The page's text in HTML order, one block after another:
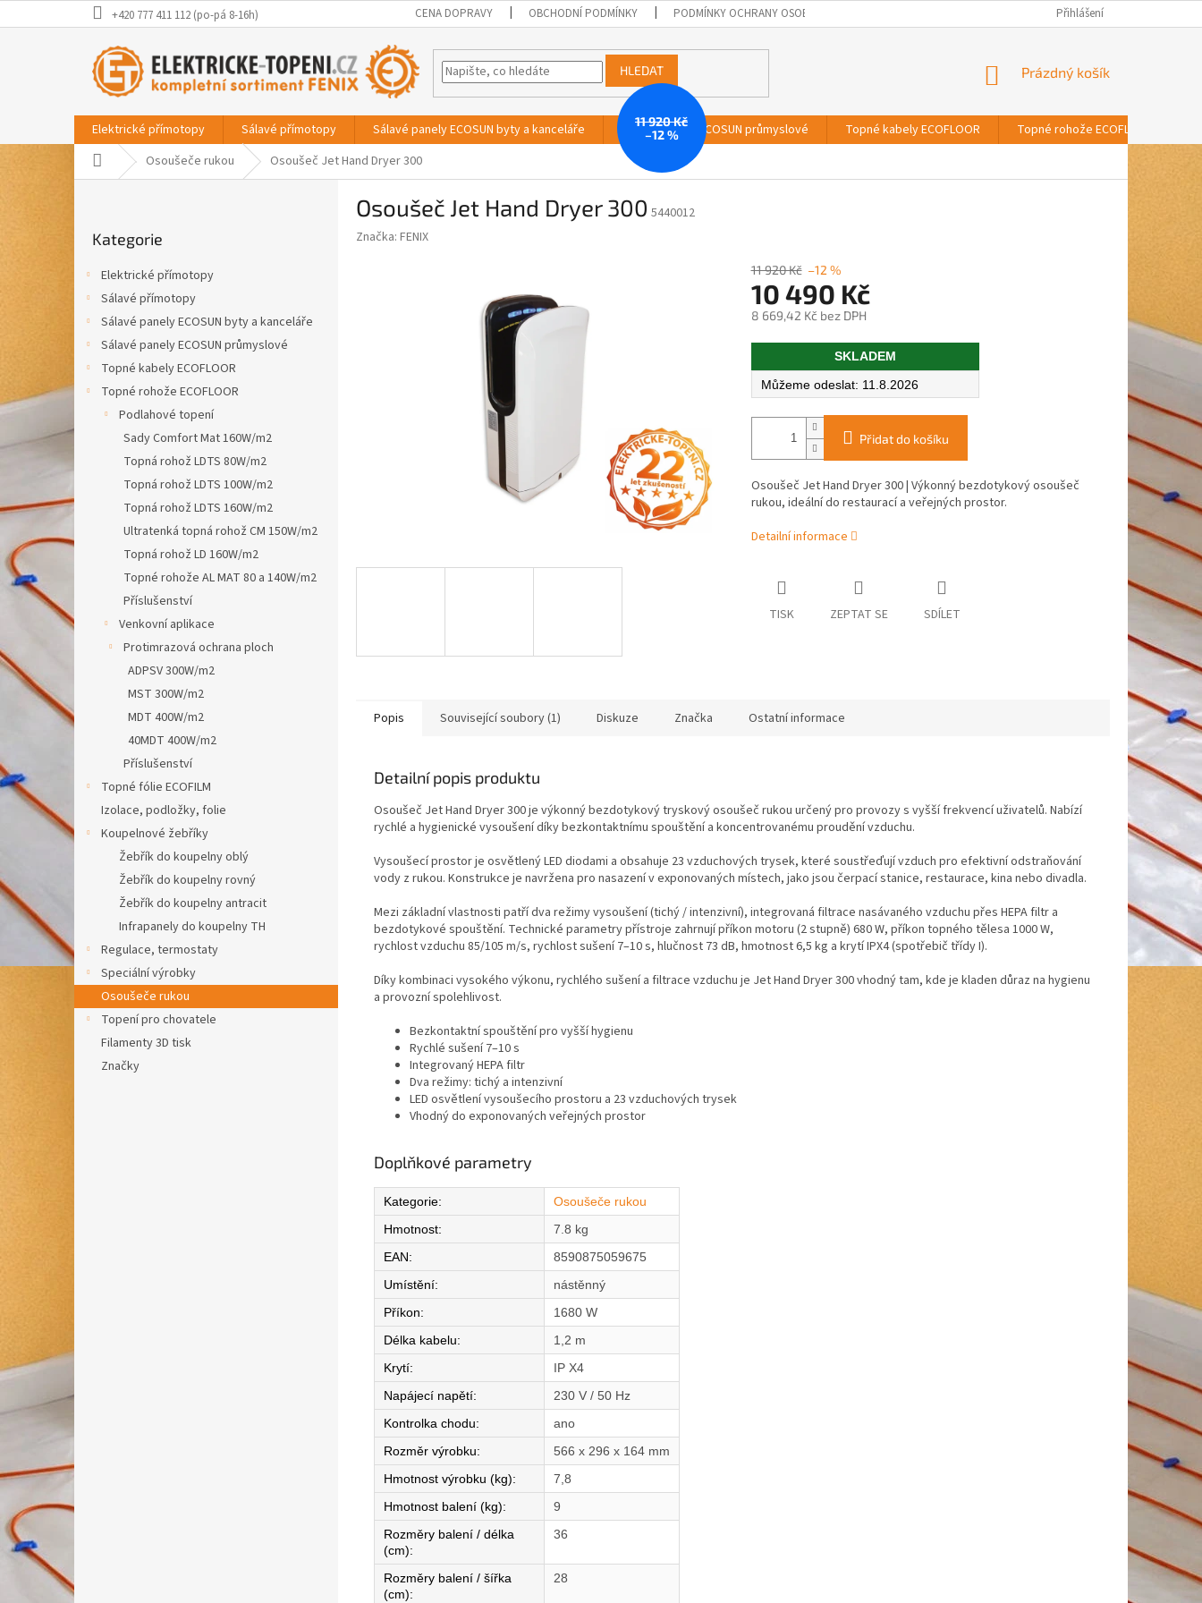
na
+420 777 411 112 (po-pá 8-16h) CENA DOPRAVY OBCHODNÍ PODMÍNKY PODMÍNKY OCHRANY OSOBNÍCH ÚDAJŮ Přihlášení
HLEDAT
NÁKUPNÍ
Prázdný košík
Elektrické přímotopy Sálavé přímotopy Sálavé panely ECOSUN byty a kanceláře Sálavé panely ECOSUN průmyslové Topné kabely ECOFLOOR Topné rohože ECOFLOOR
Domů Osoušeče rukou Osoušeč Jet Hand Dryer 300
a
e
kategorie
Kategorie
Elektrické přímotopy
Sálavé přímotopy
Sálavé panely ECOSUN byty a kanceláře
Sálavé panely ECOSUN průmyslové
Topné kabely ECOFLOOR
Topné rohože ECOFLOOR
Podlahové topení
Sady Comfort Mat 160W/m2
Topná rohož LDTS 80W/m2
Topná rohož LDTS 100W/m2
Topná rohož LDTS 160W/m2
Ultratenká topná rohož CM 150W/m2
Topná rohož LD 160W/m2
Topné rohože AL MAT 80 a 140W/m2
Příslušenství
Venkovní aplikace
Protimrazová ochrana ploch
ADPSV 300W/m2
MST 300W/m2
MDT 400W/m2
40MDT 400W/m2
Příslušenství
Topné fólie ECOFILM
Izolace, podložky, folie
Koupelnové žebříky
Žebřík do koupelny oblý
Žebřík do koupelny rovný
Žebřík do koupelny antracit
Infrapanely do koupelny TH
Regulace, termostaty
Speciální výrobky
Osoušeče rukou
Topení pro chovatele
Filamenty 3D tisk
Značky
Osoušeč Jet Hand Dryer 300 5440012
Značka: FENIX
11 920 Kč
–12 %
11 920 Kč –12 %
10 490 Kč
8 669,42 Kč bez DPH
Měrná
SKLADEM
11.8.2026
Přidat do košíku
Osoušeč Jet Hand Dryer 300 | Výkonný bezdotykový osoušeč
rukou, ideální do restaurací a veřejných prostor.
Detailní informace
TISK ZEPTAT SE SDÍLET
Popis Související soubory (1) Diskuze Značka Ostatní informace
Detailní popis produktu
Osoušeč Jet Hand Dryer 300 je výkonný bezdotykový tryskový osoušeč rukou určený pro provozy s vyšší frekvencí uživatelů. Nabízí
rychlé a hygienické vysoušení díky bezkontaktnímu spouštění a koncentrovanému proudění vzduchu.
Vysoušecí prostor je osvětlený LED diodami a obsahuje 23 vzduchových trysek, které soustřeďují vzduch pro efektivní odstraňování
vody z rukou. Konstrukce je navržena pro nasazení v exponovaných místech, jako jsou čerpací stanice, restaurace, kina nebo divadla.
Mezi základní vlastnosti patří dva režimy vysoušení (tichý / intenzivní), integrovaná filtrace nasávaného vzduchu přes HEPA filtr a
bezdotykové spouštění. Technické parametry přístroje zahrnují příkon motoru (2 stupně) 680 W, příkon topného tělesa 1000 W,
rychlost vzduchu 85/105 m/s, rychlost sušení 7–10 s, hlučnost 73 dB, hmotnost 6,5 kg a krytí IPX4 (spotřebič třídy I).
Díky kombinaci vysokého výkonu, rychlého sušení a filtrace vzduchu je Jet Hand Dryer 300 vhodný tam, kde je kladen důraz na hygienu
a provozní spolehlivost.
Bezkontaktní spouštění pro vyšší hygienu
Rychlé sušení 7–10 s
Integrovaný HEPA filtr
Dva režimy: tichý a intenzivní
LED osvětlení vysoušecího prostoru a 23 vzduchových trysek
Vhodný do exponovaných veřejných prostor
Doplňkové parametry
Kategorie:
Osoušeče rukou
Hmotnost:
7.8 kg
EAN:
8590875059675
Umístění:
nástěnný
Příkon:
1680 W
Délka kabelu:
1,2 m
Krytí:
IP X4
Napájecí napětí:
230 V / 50 Hz
Kontrolka chodu:
ano
Rozměr výrobku:
566 x 296 x 164 mm
Hmotnost výrobku (kg):
7,8
Hmotnost balení (kg):
9
Rozměry balení / délka
(cm):
36
Rozměry balení / šířka
(cm):
28